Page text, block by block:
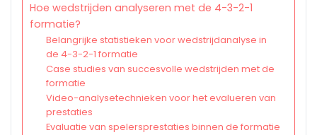
Hoe wedstrijden analyseren met de 4-3-2-1
formatie?
Belangrijke statistieken voor wedstrijdanalyse in
de 4-3-2-1 formatie
Case studies van succesvolle wedstrijden met de
formatie
Video-analysetechnieken voor het evalueren van
prestaties
Evaluatie van spelersprestaties binnen de formatie